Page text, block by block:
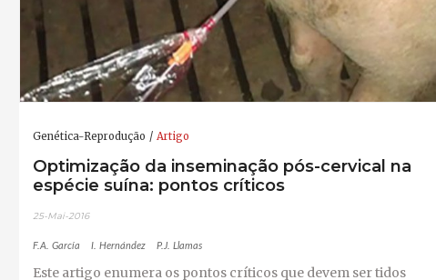
Genética-Reprodução Artigo
Optimização da inseminação pós-cervical na
espécie suína: pontos críticos
25-Mai-2016
F.A. García I. Hernández P.J. Llamas
Este artigo enumera os pontos críticos que devem ser tidos